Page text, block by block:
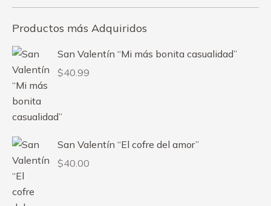
Productos más Adquiridos
San Valentín “Mi más bonita casualidad”
$40.99
San Valentín “El cofre del amor”
$40.00